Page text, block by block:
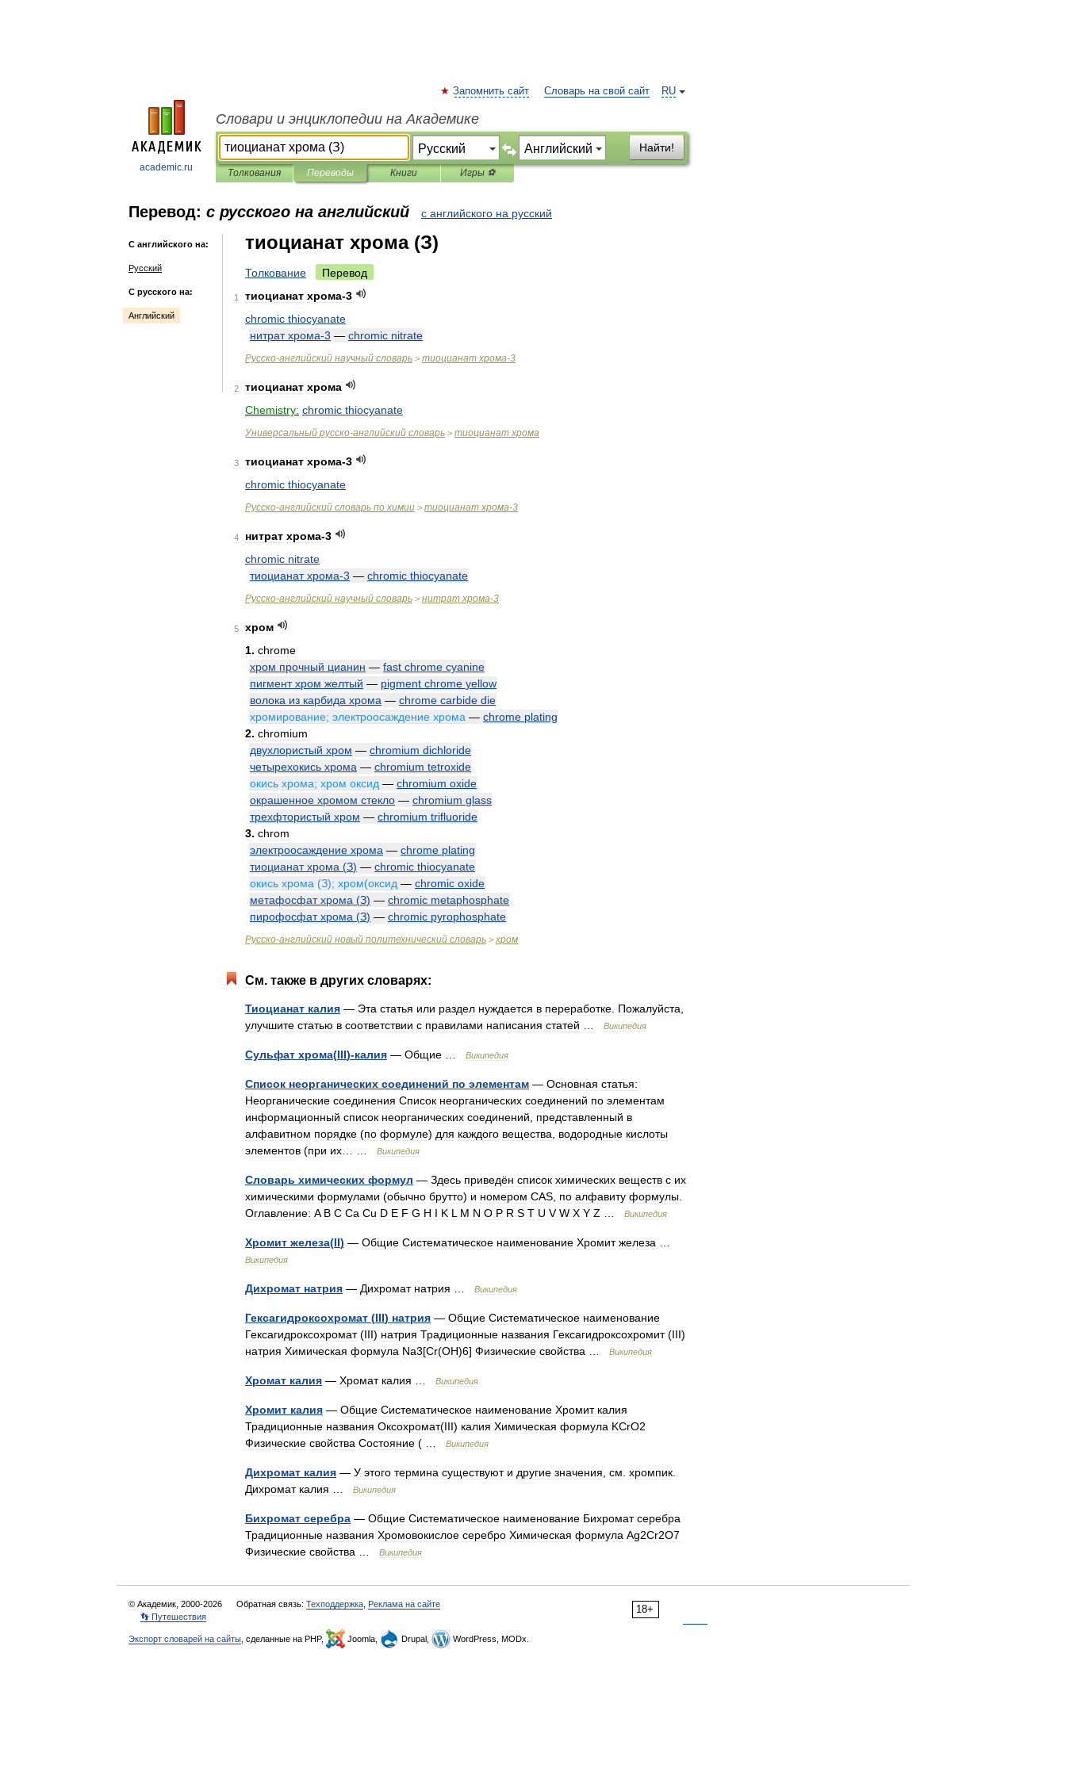
academic.ru
RU
Запомнить сайт Словарь на свой сайт
Словари и энциклопедии на Академике
Найти!
Толкования Переводы Книги Игры ⚽
Перевод: с русского на английский с английского на русский
С английского на:
Русский
С русского на:
Английский
тиоцианат хрома (З)
Толкование Перевод
1 тиоцианат хрома-3
chromic thiocyanate
нитрат хрома-3 — chromic nitrate
Русско-английский научный словарь > тиоцианат хрома-3
2 тиоцианат хрома
Chemistry: chromic thiocyanate
Универсальный русско-английский словарь > тиоцианат хрома
3 тиоцианат хрома-3
chromic thiocyanate
Русско-английский словарь по химии > тиоцианат хрома-3
4 нитрат хрома-3
chromic nitrate
тиоцианат хрома-3 — chromic thiocyanate
Русско-английский научный словарь > нитрат хрома-3
5
хром
1. chrome
хром прочный цианин — fast chrome cyanine
пигмент хром желтый — pigment chrome yellow
волока из карбида хрома — chrome carbide die
хромирование; электроосаждение хрома — chrome plating
2. chromium
двухлористый хром — chromium dichloride
четырехокись хрома — chromium tetroxide
окись хрома; хром оксид — chromium oxide
окрашенное хромом стекло — chromium glass
трехфтористый хром — chromium trifluoride
3. chrom
электроосаждение хрома — chrome plating
тиоцианат хрома (З) — chromic thiocyanate
окись хрома (З); хром(оксид — chromic oxide
метафосфат хрома (З) — chromic metaphosphate
пирофосфат хрома (З) — chromic pyrophosphate
Русско-английский новый политехнический словарь > хром
См. также в других словарях:
Тиоцианат калия — Эта статья или раздел нуждается в переработке Пожалуйста
улучшите статью в соответствии с правилами написания статей Википедия
Сульфат хрома(III)-калия — Общие Википедия
Список неорганических соединений по элементам — Основная статья:
Неорганические соединения Список неорганических соединений по элементам
информационный список неорганических соединений представленный в
алфавитном порядке (по формуле) для каждого вещества водородные кислоты
элементов (при их Википедия
Словарь химических формул — Здесь приведён список химических веществ с их
химическими формулами (обычно брутто) и номером CAS по алфавиту формулы
Оглавление: A B C Ca Cu D E F G H I K L M N O P R S T U V W X Y Z Википедия
Хромит железа(II) — Общие Систематическое наименование Хромит железа
Википедия
Дихромат натрия — Дихромат натрия Википедия
Гексагидроксохромат (III) натрия — Общие Систематическое наименование
Гексагидроксохромат(III) натрия Традиционные названия Гексагидроксохромит(III)
натрия Химическая формула Na3[Сr(OH)6] Физические свойства Википедия
Хромат калия — Хромат калия Википедия
Хромит калия — Общие Систематическое наименование Хромит калия
Традиционные названия Оксохромат(III) калия Химическая формула KCrO2
Физические свойства Состояние ( … Википедия
Дихромат калия — У этого термина существуют и другие значения см хромпик
Дихромат калия Википедия
Бихромат серебра — Общие Систематическое наименование Бихромат серебра
Традиционные названия Хромовокислое серебро Химическая формула Ag2Cr2O7
Физические свойства Википедия
18+
© Академик, 2000-2026 Обратная связь: Техподдержка Реклама на сайте
👣 Путешествия
Экспорт словарей на сайты , сделанные на PHP, Joomla, Drupal, WordPress, MODx.